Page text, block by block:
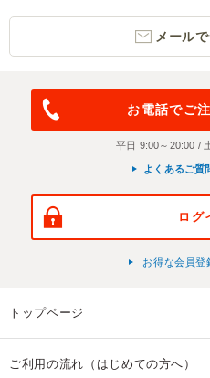
メール
お電話でご
平日 9:00～20:00 /
よくあるご質
ログ
お得な会員登
トップページ
ご利用の流れ（はじめての方へ）